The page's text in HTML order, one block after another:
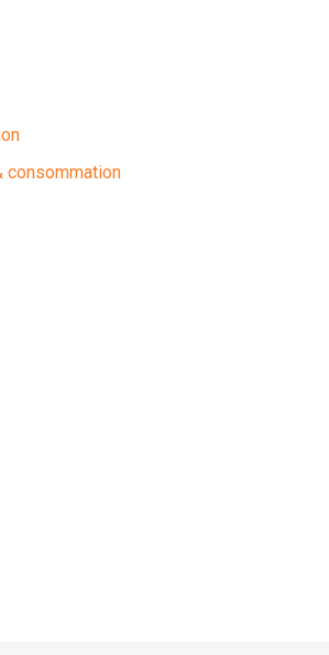
consommation